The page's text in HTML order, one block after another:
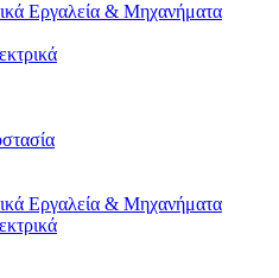
Εργαλεία & Μηχανήματα
Εργαλεία & Μηχανήματα